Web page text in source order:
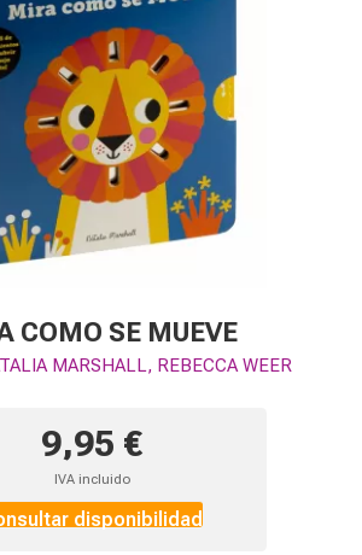
COMO SE MUEVE
MARSHALL, REBECCA WEER
9,95 €
IVA incluido
disponibilidad